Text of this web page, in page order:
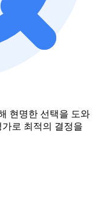
현명한 선택을 도와
로 최적의 결정을